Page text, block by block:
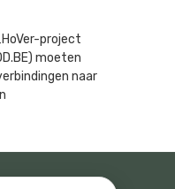
project
moeten
naar